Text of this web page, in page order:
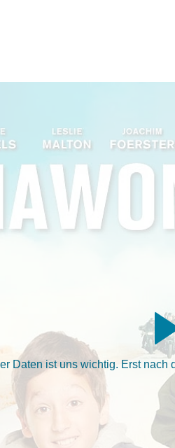
Daten ist uns wichtig. Erst